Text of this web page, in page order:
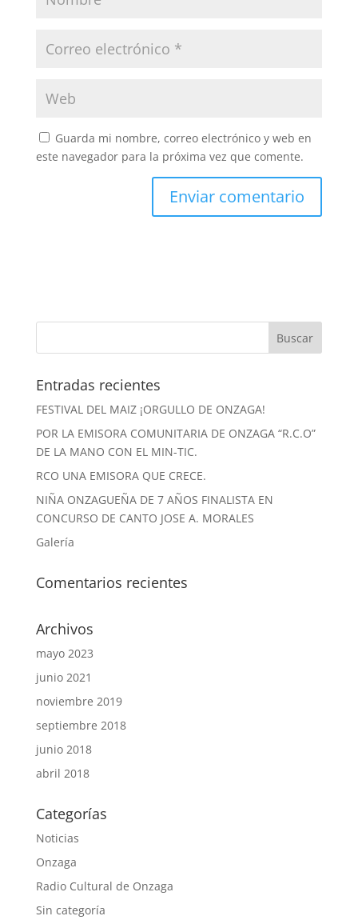
Guarda mi nombre, correo electrónico y web en
este navegador para la próxima vez que comente.
Entradas recientes
FESTIVAL DEL MAIZ ¡ORGULLO DE ONZAGA!
POR LA EMISORA COMUNITARIA DE ONZAGA “R.C.O”
DE LA MANO CON EL MIN-TIC.
RCO UNA EMISORA QUE CRECE.
NIÑA ONZAGUEÑA DE 7 AÑOS FINALISTA EN
CONCURSO DE CANTO JOSE A. MORALES
Galería
Comentarios recientes
Archivos
mayo 2023
junio 2021
noviembre 2019
septiembre 2018
junio 2018
abril 2018
Categorías
Noticias
Onzaga
Radio Cultural de Onzaga
Sin categoría